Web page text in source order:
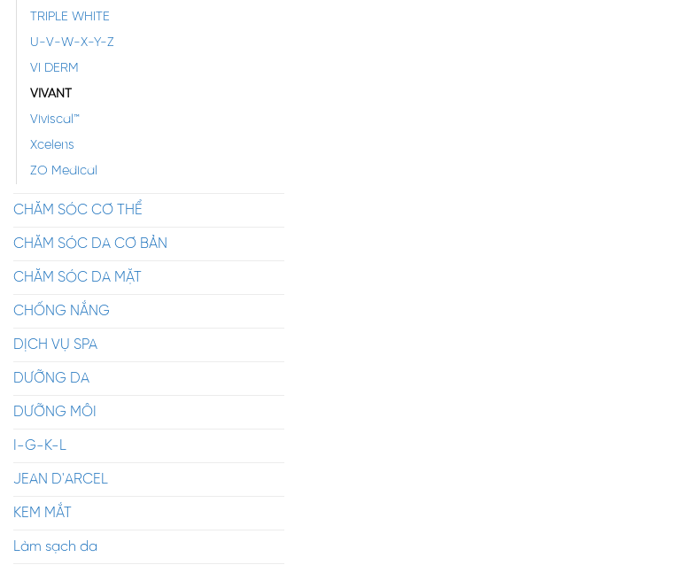
TRIPLE WHITE
U-V-W-X-Y-Z
VI DERM
VIVANT
Viviscal™
Xcelens
ZO Medical
CHĂM SÓC CƠ THỂ
CHĂM SÓC DA CƠ BẢN
CHĂM SÓC DA MẶT
CHỐNG NẮNG
DỊCH VỤ SPA
DƯỠNG DA
DƯỠNG MÔI
I-G-K-L
JEAN D'ARCEL
KEM MẮT
Làm sạch da